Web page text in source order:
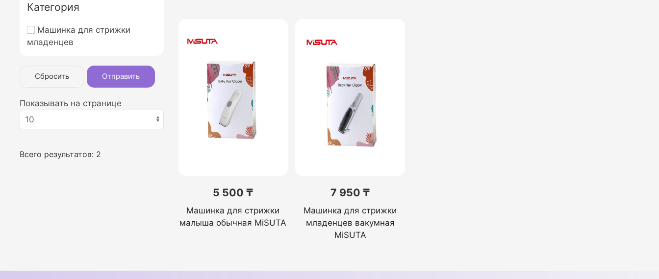
Категория
Машинка для стрижки
младенцев
Сбросить Отправить
Показывать на странице
Всего результатов: 2
5 500 ₸
Машинка для стрижки
малыша обычная MiSUTA
7 950 ₸
Машинка для стрижки
младенцев вакумная
MiSUTA